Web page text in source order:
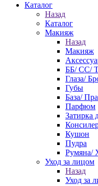
Каталог
Назад
Каталог
Макияж
Назад
Макияж
ББ/ СС/
Глаза/
Губы
База/
Парфюм
Затирка
Кушон
Пудра
Румяна/
Уход за лицом
Назад
Уход за